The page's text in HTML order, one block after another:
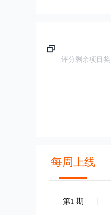
评分剩余项目
每周上线
第1 期